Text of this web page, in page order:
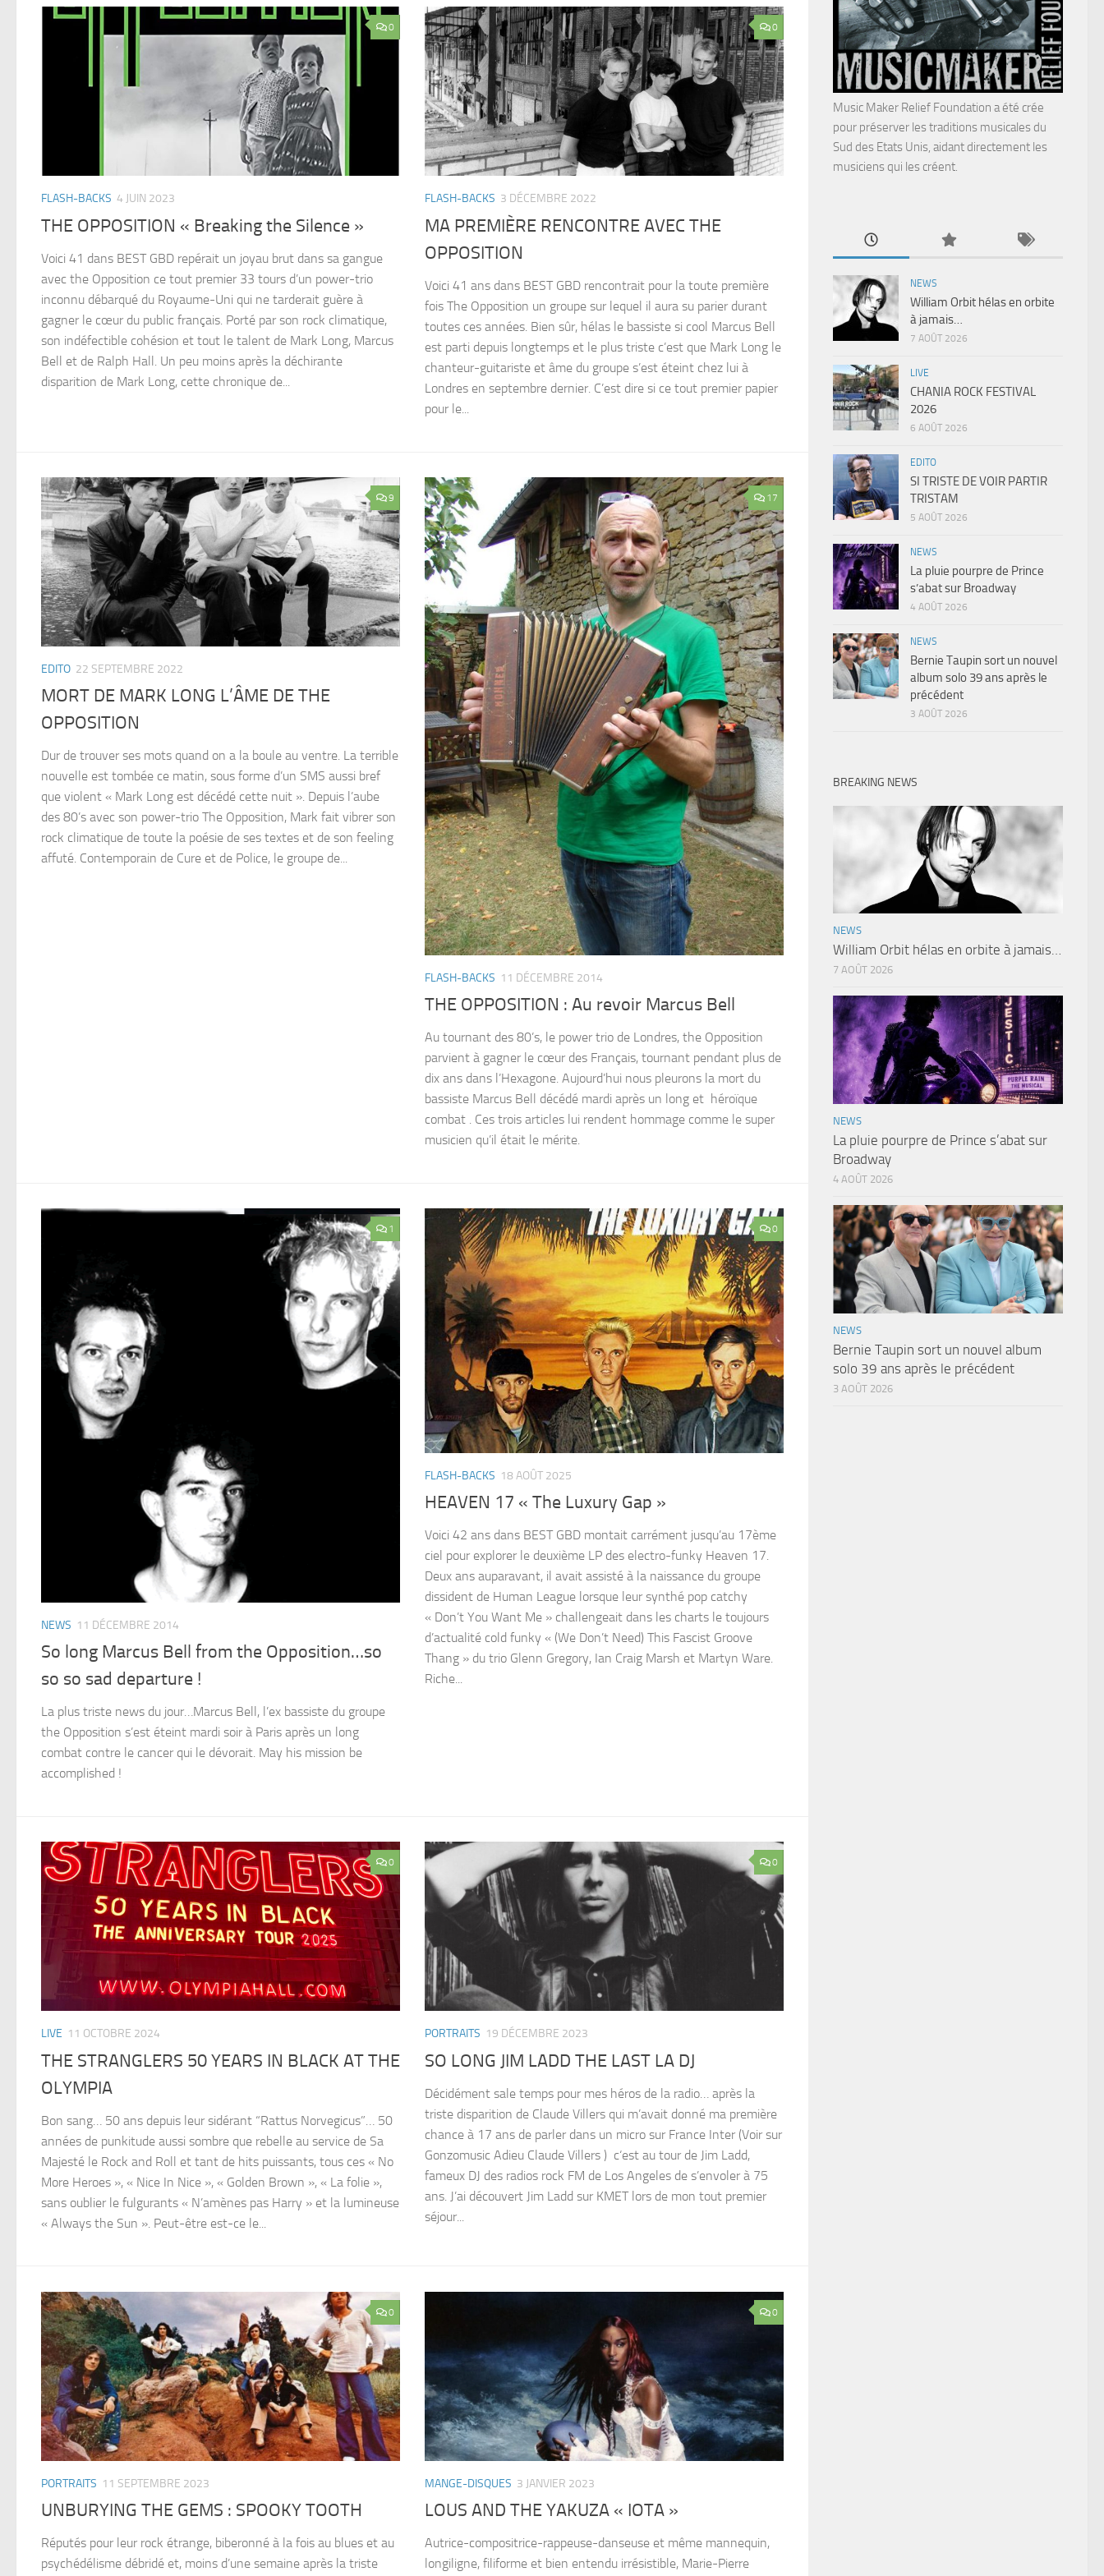
0
FLASH-BACKS 4 JUIN 2023
THE OPPOSITION « Breaking the Silence »
Voici 41 dans BEST GBD repérait un joyau brut dans sa gangue
avec the Opposition ce tout premier 33 tours d’un power-trio
inconnu débarqué du Royaume-Uni qui ne tarderait guère à
gagner le cœur du public français. Porté par son rock climatique,
son indéfectible cohésion et tout le talent de Mark Long, Marcus
Bell et de Ralph Hall. Un peu moins après la déchirante
disparition de Mark Long, cette chronique de...
0
FLASH-BACKS 3 DÉCEMBRE 2022
MA PREMIÈRE RENCONTRE AVEC THE
OPPOSITION
Voici 41 ans dans BEST GBD rencontrait pour la toute première
fois The Opposition un groupe sur lequel il aura su parier durant
toutes ces années. Bien sûr, hélas le bassiste si cool Marcus Bell
est parti depuis longtemps et le plus triste c’est que Mark Long le
chanteur-guitariste et âme du groupe s’est éteint chez lui à
Londres en septembre dernier. C’est dire si ce tout premier papier
pour le...
9
EDITO 22 SEPTEMBRE 2022
MORT DE MARK LONG L’ÂME DE THE
OPPOSITION
Dur de trouver ses mots quand on a la boule au ventre. La terrible
nouvelle est tombée ce matin, sous forme d’un SMS aussi bref
que violent « Mark Long est décédé cette nuit ». Depuis l’aube
des 80’s avec son power-trio The Opposition, Mark fait vibrer son
rock climatique de toute la poésie de ses textes et de son feeling
affuté. Contemporain de Cure et de Police, le groupe de...
17
FLASH-BACKS 11 DÉCEMBRE 2014
THE OPPOSITION : Au revoir Marcus Bell
Au tournant des 80’s, le power trio de Londres, the Opposition
parvient à gagner le cœur des Français, tournant pendant plus de
dix ans dans l’Hexagone. Aujourd’hui nous pleurons la mort du
bassiste Marcus Bell décédé mardi après un long et héroïque
combat . Ces trois articles lui rendent hommage comme le super
musicien qu’il était le mérite.
1
NEWS 11 DÉCEMBRE 2014
So long Marcus Bell from the Opposition…so
so so sad departure !
La plus triste news du jour…Marcus Bell, l’ex bassiste du groupe
the Opposition s’est éteint mardi soir à Paris après un long
combat contre le cancer qui le dévorait. May his mission be
accomplished !
0
FLASH-BACKS 18 AOÛT 2025
HEAVEN 17 « The Luxury Gap »
Voici 42 ans dans BEST GBD montait carrément jusqu’au 17ème
ciel pour explorer le deuxième LP des electro-funky Heaven 17.
Deux ans auparavant, il avait assisté à la naissance du groupe
dissident de Human League lorsque leur synthé pop catchy
« Don’t You Want Me » challengeait dans les charts le toujours
d’actualité cold funky « (We Don’t Need) This Fascist Groove
Thang » du trio Glenn Gregory, Ian Craig Marsh et Martyn Ware.
Riche...
0
LIVE 11 OCTOBRE 2024
THE STRANGLERS 50 YEARS IN BLACK AT THE
OLYMPIA
Bon sang… 50 ans depuis leur sidérant “Rattus Norvegicus”… 50
années de punkitude aussi sombre que rebelle au service de Sa
Majesté le Rock and Roll et tant de hits puissants, tous ces « No
More Heroes », « Nice In Nice », « Golden Brown », « La folie »,
sans oublier le fulgurants « N’amènes pas Harry » et la lumineuse
« Always the Sun ». Peut-être est-ce le...
0
PORTRAITS 19 DÉCEMBRE 2023
SO LONG JIM LADD THE LAST LA DJ
Décidément sale temps pour mes héros de la radio… après la
triste disparition de Claude Villers qui m’avait donné ma première
chance à 17 ans de parler dans un micro sur France Inter (Voir sur
Gonzomusic Adieu Claude Villers ) c‘est au tour de Jim Ladd,
fameux DJ des radios rock FM de Los Angeles de s’envoler à 75
ans. J’ai découvert Jim Ladd sur KMET lors de mon tout premier
séjour...
0
PORTRAITS 11 SEPTEMBRE 2023
UNBURYING THE GEMS : SPOOKY TOOTH
Réputés pour leur rock étrange, biberonné à la fois au blues et au
psychédélisme débridé et, moins d’une semaine après la triste
0
MANGE-DISQUES 3 JANVIER 2023
LOUS AND THE YAKUZA « IOTA »
Autrice-compositrice-rappeuse-danseuse et même mannequin,
longiligne, filiforme et bien entendu irrésistible, Marie-Pierre
Music Maker Relief Foundation a été crée
pour préserver les traditions musicales du
Sud des Etats Unis, aidant directement les
musiciens qui les créent.
NEWS
William Orbit hélas en orbite
à jamais…
7 AOÛT 2026
LIVE
CHANIA ROCK FESTIVAL
2026
6 AOÛT 2026
EDITO
SI TRISTE DE VOIR PARTIR
TRISTAM
5 AOÛT 2026
NEWS
La pluie pourpre de Prince
s’abat sur Broadway
4 AOÛT 2026
NEWS
Bernie Taupin sort un nouvel
album solo 39 ans après le
précédent
3 AOÛT 2026
BREAKING NEWS
NEWS
William Orbit hélas en orbite à jamais…
7 AOÛT 2026
NEWS
La pluie pourpre de Prince s’abat sur
Broadway
4 AOÛT 2026
NEWS
Bernie Taupin sort un nouvel album
solo 39 ans après le précédent
3 AOÛT 2026